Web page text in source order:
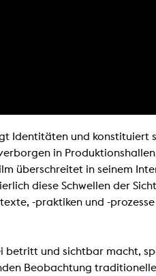
Identitäten und konstituiert
in
überschreitet in seinem
diese Schwellen der
-praktiken und -
und sichtbar macht,
Beobachtung
Career
Press